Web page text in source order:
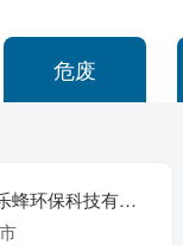
危废
企业名称: 苏州优乐蜂环保科技有限公司